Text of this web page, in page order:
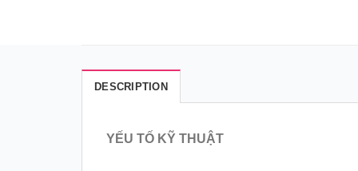
DESCRIPTION
YẾU TỐ KỸ THUẬT